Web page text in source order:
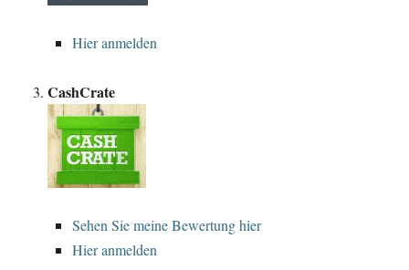
Hier anmelden
CashCrate
Sehen Sie meine Bewertung hier
Hier anmelden